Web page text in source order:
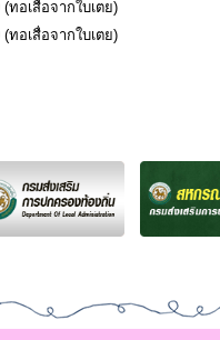
อเสื่อจากใบเตย)
อเสื่อจากใบเตย)